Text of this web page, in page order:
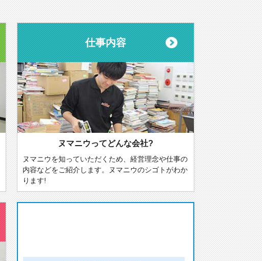
仕事内容
ヌマニウってどんな会社?
ヌマニウを知っていただくため、経営理念や仕事の
内容などをご紹介します。ヌマニウのシゴトがわか
ります!